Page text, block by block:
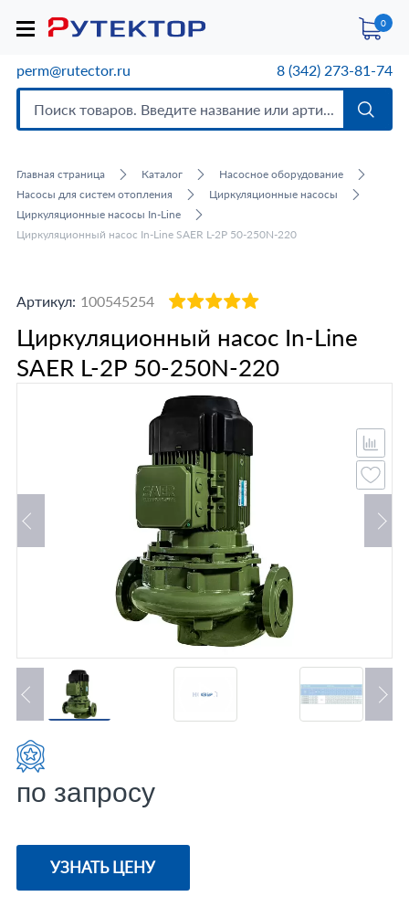
0
perm@rutector.ru 8 (342) 273-81-74
Главная страница Каталог
Насосное оборудование
Насосы для систем отопления
Циркуляционные насосы
Циркуляционные насосы In-Line
Циркуляционный насос In-Line SAER L-2P 50-250N-220
Артикул: 100545254
Циркуляционный насос In-Line
SAER L-2P 50-250N-220
по запросу
УЗНАТЬ ЦЕНУ